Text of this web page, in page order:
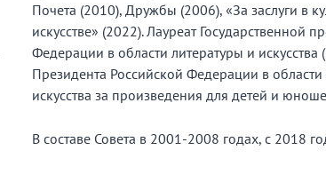
Почета (2010), Дружбы (2006), «За заслуги в
искусстве» (2022). Лауреат Государственной
Федерации в области литературы и
Президента Российской Федерации в области
искусства за произведения для детей и
В составе Совета в 2001-2008 годах, с 2018